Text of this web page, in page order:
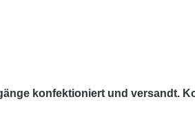
konfektioniert und versandt.